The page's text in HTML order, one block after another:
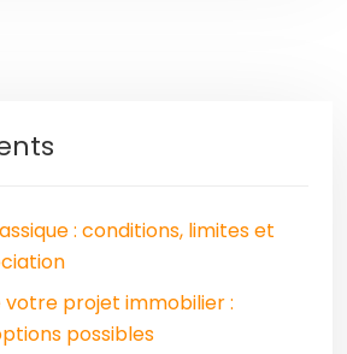
: conditions, limites et
projet immobilier :
possibles